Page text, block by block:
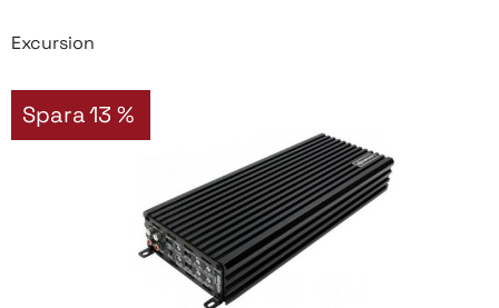
Excursion
Spara13 %